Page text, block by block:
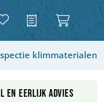
Offerte
klimmaterialen
en eerlijk advies